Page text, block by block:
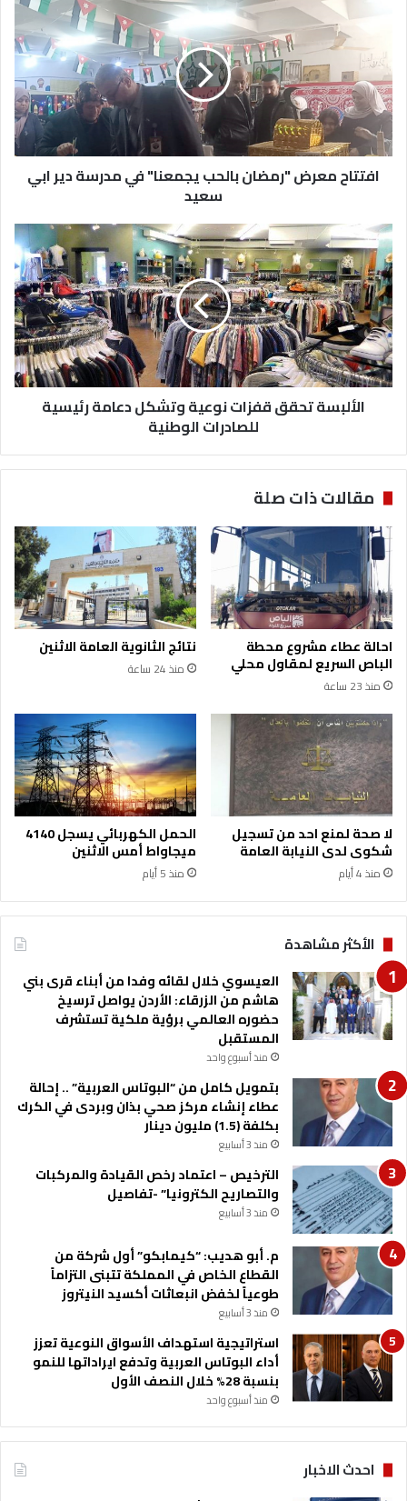
معرض
بالحب
يجمعنا"
في
مدرسة
دير
ابي
سعيد
افتتاح معرض "رمضان بالحب يجمعنا" في مدرسة دير ابي
سعيد
الألبسة
تحقق
قفزات
نوعية
وتشكل
دعامة
رئيسية
للصادرات
الوطنية
الألبسة تحقق قفزات نوعية وتشكل دعامة رئيسية
للصادرات الوطنية
مقالات ذات صلة
احالة عطاء مشروع محطة
الباص السريع لمقاول محلي
منذ 23 ساعة
نتائج الثانوية العامة الاثنين
منذ 24 ساعة
لا صحة لمنع احد من تسجيل
شكوى لدى النيابة العامة
منذ 4 أيام
الحمل الكهربائي يسجل 4140
ميجاواط أمس الاثنين
منذ 5 أيام
الأكثر مشاهدة
العيسوي خلال لقائه وفدا من أبناء قرى بني
هاشم من الزرقاء: الأردن يواصل ترسيخ
حضوره العالمي برؤية ملكية تستشرف
المستقبل
منذ أسبوع واحد
بتمويل كامل من “البوتاس العربية” .. إحالة
عطاء إنشاء مركز صحي بذان وبردى في الكرك
بكلفة (1.5) مليون دينار
منذ 3 أسابيع
الترخيص – اعتماد رخص القيادة والمركبات
والتصاريح الكترونيا” -تفاصيل
منذ 3 أسابيع
م. أبو هديب: “كيمابكو” أول شركة من
القطاع الخاص في المملكة تتبنى التزاماً
طوعياً لخفض انبعاثات أكسيد النيتروز
منذ 3 أسابيع
استراتيجية استهداف الأسواق النوعية تعزز
أداء البوتاس العربية وتدفع ايراداتها للنمو
بنسبة 28% خلال النصف الأول
منذ أسبوع واحد
احدث الاخبار